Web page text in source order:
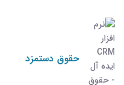
حقوق دستمزد